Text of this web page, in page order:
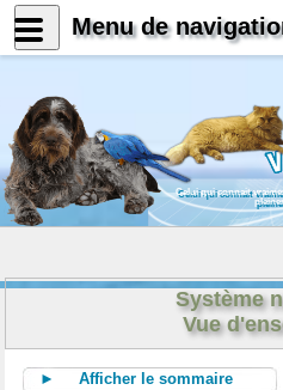
Celui qui connait
Système
Vue
► Afficher le sommaire
Menu de